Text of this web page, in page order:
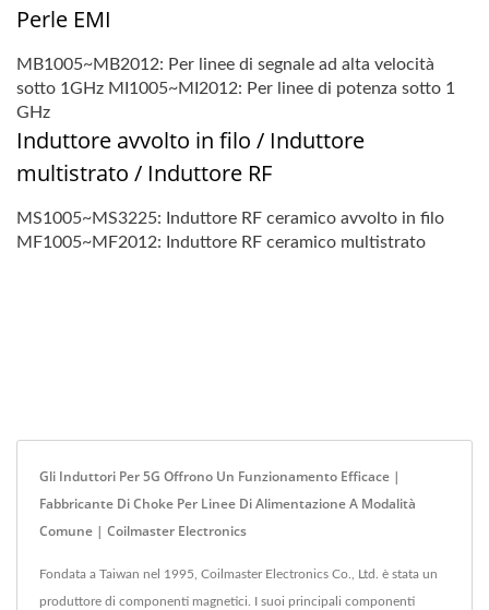
Perle EMI
MB1005~MB2012: Per linee di segnale ad alta velocità
sotto 1GHz MI1005~MI2012: Per linee di potenza sotto 1
GHz
Induttore avvolto in filo / Induttore
multistrato / Induttore RF
MS1005~MS3225: Induttore RF ceramico avvolto in filo
MF1005~MF2012: Induttore RF ceramico multistrato
Gli Induttori Per 5G Offrono Un Funzionamento Efficace |
Fabbricante Di Choke Per Linee Di Alimentazione A Modalità
Comune | Coilmaster Electronics
Fondata a Taiwan nel 1995, Coilmaster Electronics Co., Ltd. è stata un
produttore di componenti magnetici. I suoi principali componenti